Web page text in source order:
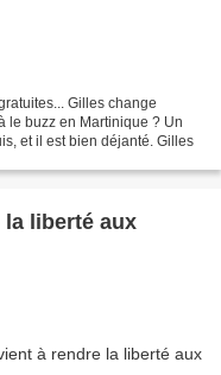
Gilles change
le buzz en Martinique ? Un
et il est bien déjanté. Gilles
la liberté aux